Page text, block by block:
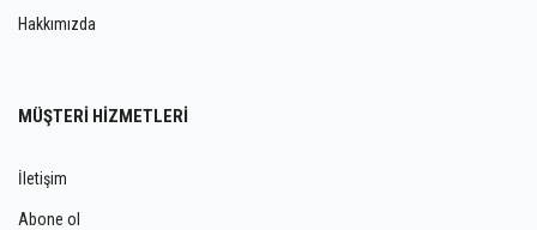
Hakkımızda
MÜŞTERİ HİZMETLERİ
İletişim
Abone ol